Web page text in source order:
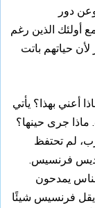
دور
أولئك الذين رغم
حياتهم باتت
أعني بهذا؟ يأتي
ماذا جرى حينها؟
لم تحتفظ
القديس فرنسيس.
يمدحون
يقل فرنسيس شيئًا